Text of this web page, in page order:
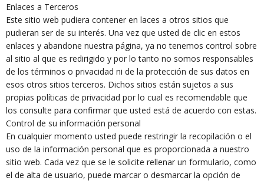
Enlaces a Terceros
Este sitio web pudiera contener en laces a otros sitios que
pudieran ser de su interés. Una vez que usted de clic en estos
enlaces y abandone nuestra página, ya no tenemos control sobre
al sitio al que es redirigido y por lo tanto no somos responsables
de los términos o privacidad ni de la protección de sus datos en
esos otros sitios terceros. Dichos sitios están sujetos a sus
propias políticas de privacidad por lo cual es recomendable que
los consulte para confirmar que usted está de acuerdo con estas.
Control de su información personal
En cualquier momento usted puede restringir la recopilación o el
uso de la información personal que es proporcionada a nuestro
sitio web. Cada vez que se le solicite rellenar un formulario, como
el de alta de usuario, puede marcar o desmarcar la opción de